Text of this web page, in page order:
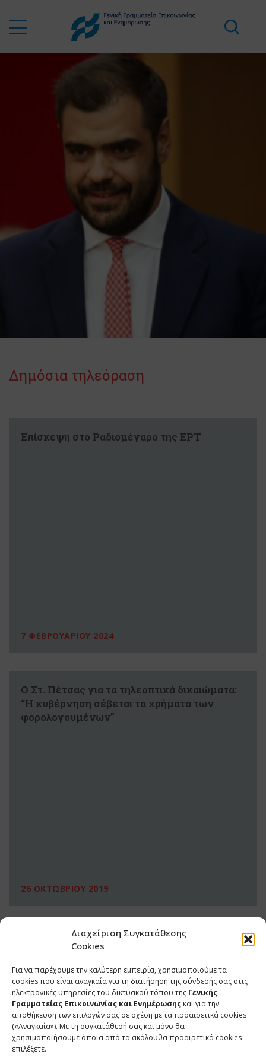
Διαχείριση Συγκατάθεσης
Cookies
Για να παρέχουμε την καλύτερη εμπειρία, χρησιμοποιούμε τα
cookies που είναι αναγκαία για τη διατήρηση της σύνδεσής σας στις
ηλεκτρονικές υπηρεσίες του δικτυακού τόπου της Γενικής
Γραμματείας Επικοινωνίας και Ενημέρωσης και για την
αποθήκευση των επιλογών σας σε σχέση με τα προαιρετικά cookies
(«Αναγκαία»). Με τη συγκατάθεσή σας και μόνο θα
χρησιμοποιήσουμε όποια από τα ακόλουθα προαιρετικά cookies
επιλέξετε.
Δημόσια τηλεόραση
Επίσκεψη στο Ραδιομέγαρο της ΕΡΤ
7 ΦΕΒΡΟΥΑΡΙΟΥ 2024
Ο Στ. Πέτσας για τα τηλεοπτικά δικαιώματα:
“Η κυβέρνηση σέβεται τα χρήματα των
φορολογουμένων”
26 ΟΚΤΩΒΡΙΟΥ 2019
ΕΠΙΚΟΙΝΩΝΙΑ
Φραγκούδη 11 & Αλεξάνδρου Πάντου